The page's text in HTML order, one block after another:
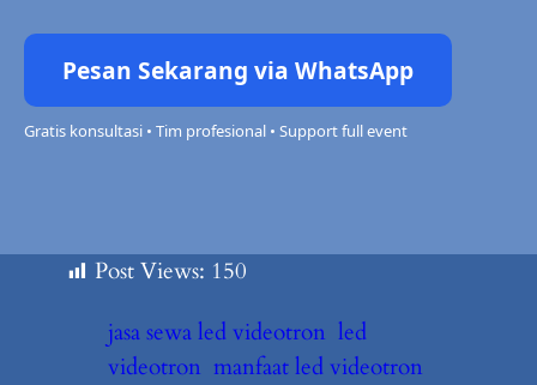
Pesan Sekarang via WhatsApp
Gratis konsultasi • Tim profesional • Support full event
Post Views: 150
jasa sewa led videotron led
videotron manfaat led videotron